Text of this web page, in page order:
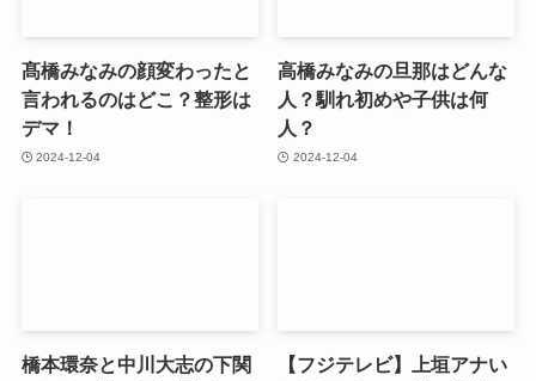
髙橋みなみの顔変わったと
言われるのはどこ？整形は
デマ！
2024-12-04
高橋みなみの旦那はどんな
人？馴れ初めや子供は何
人？
2024-12-04
橋本環奈と中川大志の下関
【フジテレビ】上垣アナい